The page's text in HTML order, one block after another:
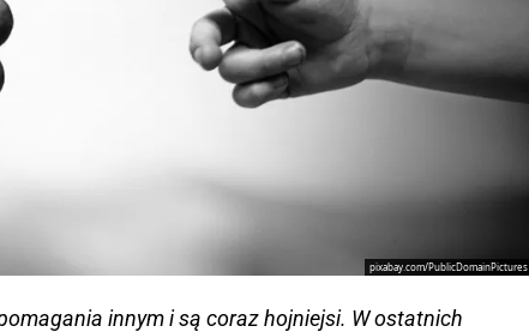
pixabay.com/PublicDomainPictures
innym i są coraz hojniejsi. W ostatnich